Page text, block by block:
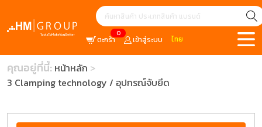
0
ตะกร้า เข้าสู่ระบบ ไทย
คุณอยู่ที่นี้: หน้าหลัก
3 Clamping technology / อุปกรณ์จับยึด